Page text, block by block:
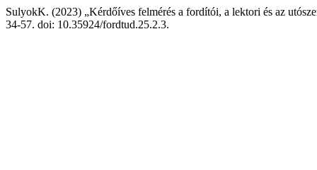
SulyokK. (2023) „Kérdőíves felmérés a fordítói, a lektori és az
34-57. doi: 10.35924/fordtud.25.2.3.